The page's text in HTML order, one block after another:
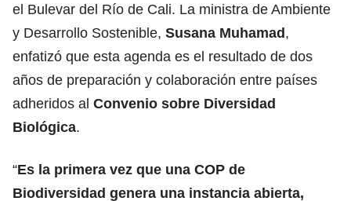
el Bulevar del Río de Cali. La ministra de Ambiente
y Desarrollo Sostenible, Susana Muhamad,
enfatizó que esta agenda es el resultado de dos
años de preparación y colaboración entre países
adheridos al Convenio sobre Diversidad
Biológica.
“Es la primera vez que una COP de
Biodiversidad genera una instancia abierta,